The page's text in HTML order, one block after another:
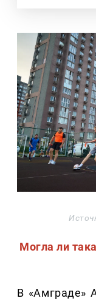
Могла ли
В «Амграде»